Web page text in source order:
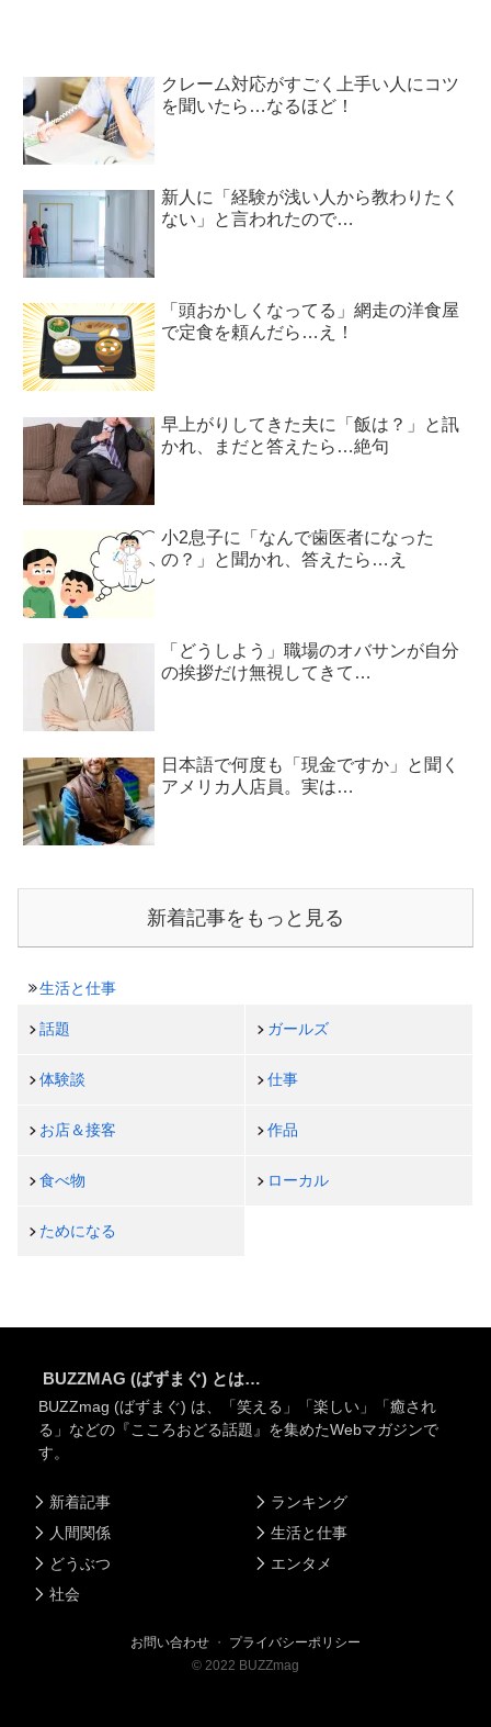
クレーム対応がすごく上手い人にコツ
を聞いたら…なるほど！
新人に「経験が浅い人から教わりたく
ない」と言われたので…
「頭おかしくなってる」網走の洋食屋
で定食を頼んだら…え！
早上がりしてきた夫に「飯は？」と訊
かれ、まだと答えたら…絶句
小2息子に「なんで歯医者になった
の？」と聞かれ、答えたら…え
「どうしよう」職場のオバサンが自分
の挨拶だけ無視してきて…
日本語で何度も「現金ですか」と聞く
アメリカ人店員。実は…
新着記事をもっと見る
生活と仕事
話題 ガールズ
体験談 仕事
お店＆接客 作品
食べ物 ローカル
ためになる
BUZZMAG (ばずまぐ) とは…
BUZZmag (ばずまぐ) は、「笑える」「楽しい」「癒され
る」などの『こころおどる話題』を集めたWebマガジンで
す。
新着記事
人間関係
どうぶつ
社会
ランキング
生活と仕事
エンタメ
お問い合わせ ・ プライバシーポリシー
© 2022 BUZZmag